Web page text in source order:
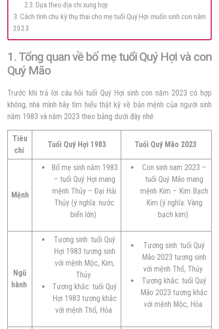
2.3. Dựa theo địa chi xung hợp
3. Cách tính chu kỳ thụ thai cho mẹ tuổi Quý Hợi muốn sinh con năm
2023
1. Tổng quan về bố mẹ tuổi Quý Hợi và con
Quý Mão
Trước khi trả lời câu hỏi tuổi Quý Hợi sinh con năm 2023 có hợp
không, nhà mình hãy tìm hiểu thật kỹ về bản mệnh của người sinh
năm 1983 và năm 2023 theo bảng dưới đây nhé:
Tiêu
chí
Tuổi Quý Hợi 1983 Tuổi Quý Mão 2023
Mệnh
Bố mẹ sinh năm 1983
– tuổi Quý Hợi mang
mệnh Thủy – Đại Hải
Thủy (ý nghĩa: nước
biển lớn)
Con sinh nam 2023 –
tuổi Quý Mão mang
mệnh Kim – Kim Bạch
Kim (ý nghĩa: Vàng
bạch kim)
Ngũ
hành
Tương sinh: tuổi Quý
Hợi 1983 tương sinh
với mệnh Mộc, Kim,
Thủy
Tương khắc: tuổi Quý
Hợi 1983 tương khắc
với mệnh Thổ, Hỏa
Tương sinh: tuổi Quý
Mão 2023 tương sinh
với mệnh Thổ, Thủy
Tương khắc: tuổi Quý
Mão 2023 tương khắc
với mệnh Mộc, Hỏa